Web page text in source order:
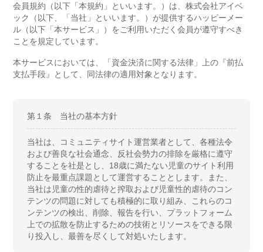
会員規約（以下「本規約」といいます。）は、株式会社アイベ
ック（以下、「当社」といいます。）が提供するハッピーメー
ル（以下「本サービス」）をご利用いただく会員が遵守すべき
ことを規定しています。
本サービスにおいては、「資金決済に関する法律」上の『前払
支払手段』として、同法律の適用対象となります。
第１条 当社の基本方針
当社は、コミュニティサイト運営業者として、各種法令
および善良な社会通念、反社会勢力の排除を厳格に遵守
することを社是とし、18歳に満たない児童のサイト利用
防止を最重点課題として運営することとします。また、
当社は児童の性的虐待と搾取および児童性的虐待のコン
テンツの問題に対しても積極的に取り組み、これらのコ
ンテンツの検出、削除、報告を行い、プラットフォーム
上での拡散を防止するための技術とリソースをできる限
り投入し、最善を尽くして対処いたします。